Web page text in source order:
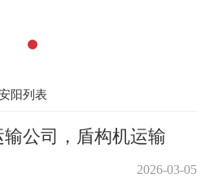
阳列表
公司，盾构机运输
2026-03-05